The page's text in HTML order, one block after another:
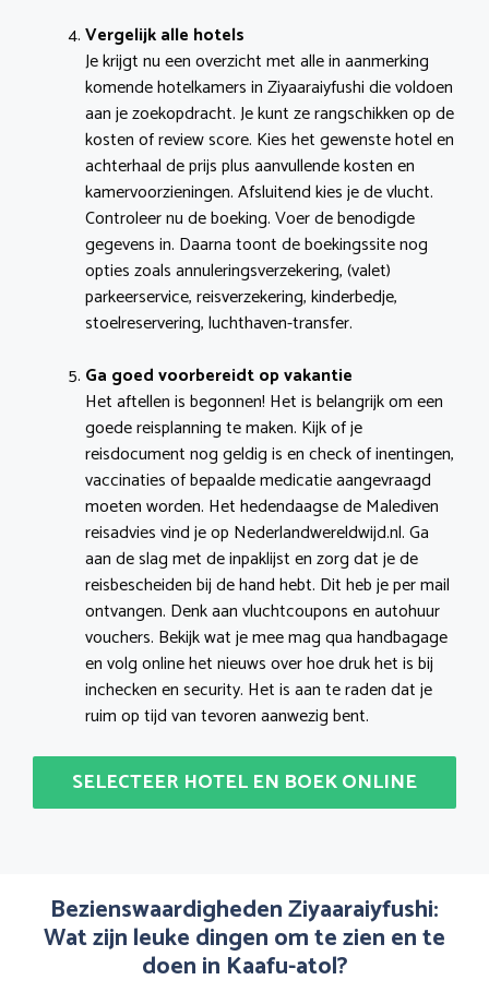
Vergelijk alle hotels
Je krijgt nu een overzicht met alle in aanmerking
komende hotelkamers in Ziyaaraiyfushi die voldoen
aan je zoekopdracht. Je kunt ze rangschikken op de
kosten of review score. Kies het gewenste hotel en
achterhaal de prijs plus aanvullende kosten en
kamervoorzieningen. Afsluitend kies je de vlucht.
Controleer nu de boeking. Voer de benodigde
gegevens in. Daarna toont de boekingssite nog
opties zoals annuleringsverzekering, (valet)
parkeerservice, reisverzekering, kinderbedje,
stoelreservering, luchthaven-transfer.
Ga goed voorbereidt op vakantie
Het aftellen is begonnen! Het is belangrijk om een
goede reisplanning te maken. Kijk of je
reisdocument nog geldig is en check of inentingen,
vaccinaties of bepaalde medicatie aangevraagd
moeten worden. Het hedendaagse de Malediven
reisadvies vind je op Nederlandwereldwijd.nl. Ga
aan de slag met de inpaklijst en zorg dat je de
reisbescheiden bij de hand hebt. Dit heb je per mail
ontvangen. Denk aan vluchtcoupons en autohuur
vouchers. Bekijk wat je mee mag qua handbagage
en volg online het nieuws over hoe druk het is bij
inchecken en security. Het is aan te raden dat je
ruim op tijd van tevoren aanwezig bent.
SELECTEER HOTEL EN BOEK ONLINE
Bezienswaardigheden Ziyaaraiyfushi:
Wat zijn leuke dingen om te zien en te
doen in Kaafu-atol?